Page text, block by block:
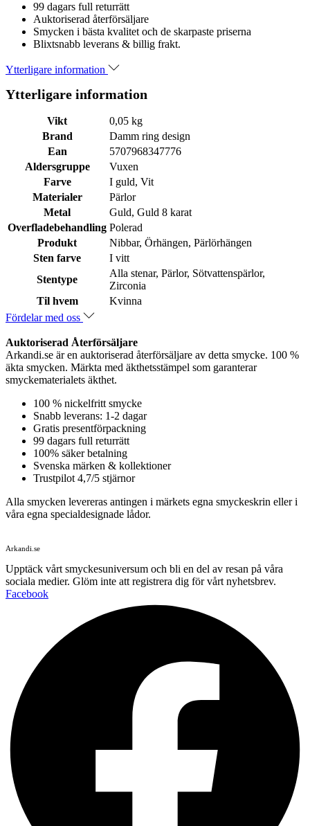
99 dagars full returrätt
Auktoriserad återförsäljare
Smycken i bästa kvalitet och de skarpaste priserna
Blixtsnabb leverans & billig frakt.
Ytterligare information
Ytterligare information
Vikt
0,05 kg
Brand
Damm ring design
Ean
5707968347776
Aldersgruppe
Vuxen
Farve
I guld, Vit
Materialer
Pärlor
Metal
Guld, Guld 8 karat
Overfladebehandling Polerad
Produkt
Nibbar, Örhängen, Pärlörhängen
Sten farve
I vitt
Stentype
Alla stenar, Pärlor, Sötvattenspärlor,
Zirconia
Til hvem
Kvinna
Fördelar med oss
Auktoriserad Återförsäljare
Arkandi.se är en auktoriserad återförsäljare av detta smycke. 100 %
äkta smycken. Märkta med äkthetsstämpel som garanterar
smyckematerialets äkthet.
100 % nickelfritt smycke
Snabb leverans: 1-2 dagar
Gratis presentförpackning
99 dagars full returrätt
100% säker betalning
Svenska märken & kollektioner
Trustpilot 4,7/5 stjärnor
Alla smycken levereras antingen i märkets egna smyckeskrin eller i
våra egna specialdesignade lådor.
Arkandi.se
Upptäck vårt smyckesuniversum och bli en del av resan på våra
sociala medier. Glöm inte att registrera dig för vårt nyhetsbrev.
Facebook